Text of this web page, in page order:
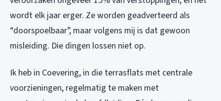
wordt elk jaar erger. Ze worden geadverteerd als
“doorspoelbaar”, maar volgens mij is dat gewoon
misleiding. Die dingen lossen niet op.
Ik heb in Coevering, in die terrasflats met centrale
voorzieningen, regelmatig te maken met